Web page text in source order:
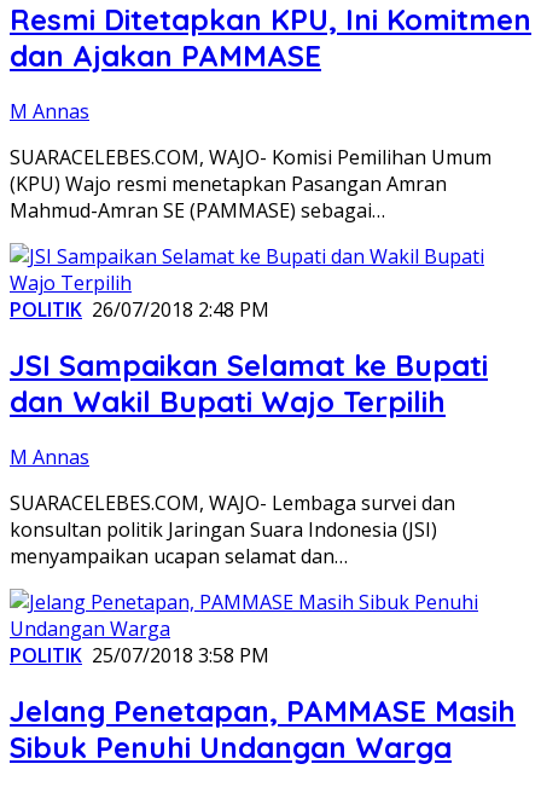
Resmi Ditetapkan KPU, Ini Komitmen
dan Ajakan PAMMASE
M Annas
SUARACELEBES.COM, WAJO- Komisi Pemilihan Umum
(KPU) Wajo resmi menetapkan Pasangan Amran
Mahmud-Amran SE (PAMMASE) sebagai…
POLITIK 26/07/2018 2:48 PM
JSI Sampaikan Selamat ke Bupati
dan Wakil Bupati Wajo Terpilih
M Annas
SUARACELEBES.COM, WAJO- Lembaga survei dan
konsultan politik Jaringan Suara Indonesia (JSI)
menyampaikan ucapan selamat dan…
POLITIK 25/07/2018 3:58 PM
Jelang Penetapan, PAMMASE Masih
Sibuk Penuhi Undangan Warga